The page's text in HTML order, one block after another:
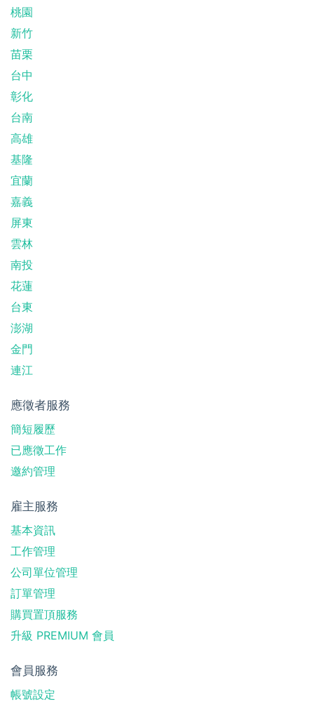
桃園
新竹
苗栗
台中
彰化
台南
高雄
基隆
宜蘭
嘉義
屏東
雲林
南投
花蓮
台東
澎湖
金門
連江
應徵者服務
簡短履歷
已應徵工作
邀約管理
雇主服務
基本資訊
工作管理
公司單位管理
訂單管理
購買置頂服務
升級 PREMIUM 會員
會員服務
帳號設定